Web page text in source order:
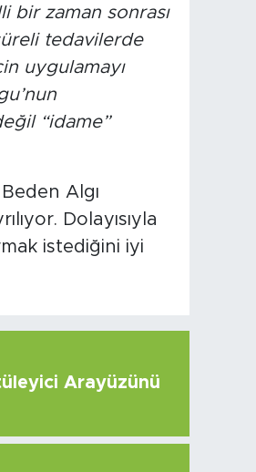
bir zaman sonrası
tedavilerde
uygulamayı
“idame”
Algı
Dolayısıyla
istediğini iyi
Arayüzünü